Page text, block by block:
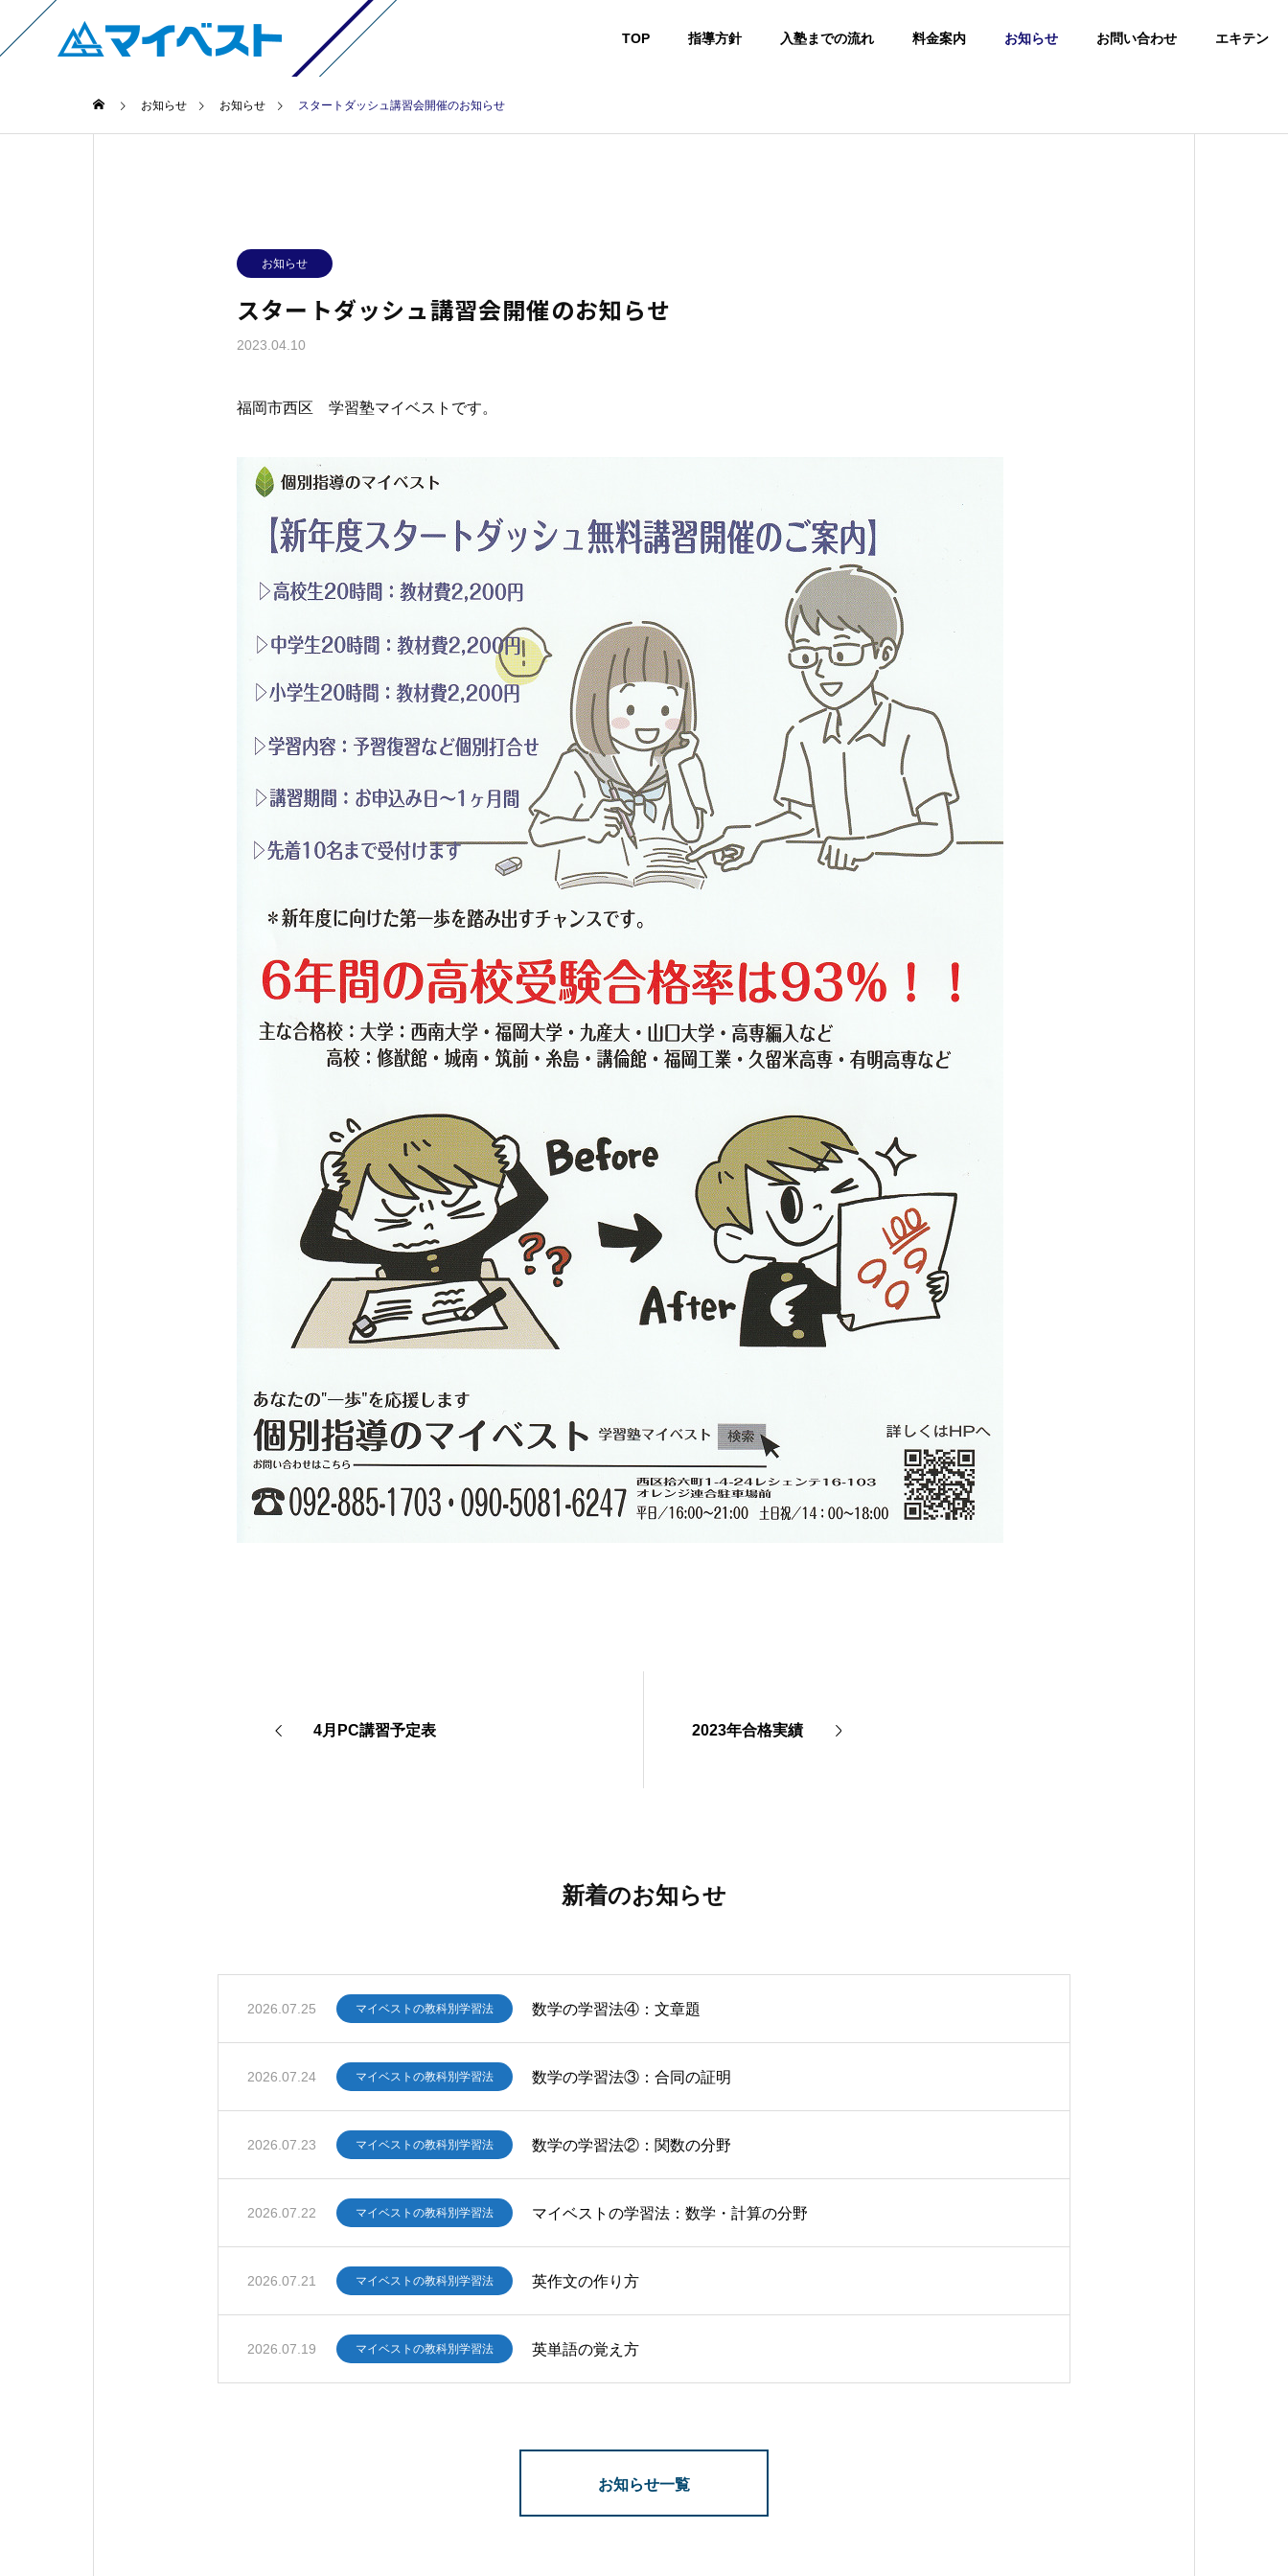
TOP 指導方針 入塾までの流れ 料金案内 お知らせ お問い合わせ エキテン
お知らせ お知らせ スタートダッシュ講習会開催のお知らせ
お知らせ
スタートダッシュ講習会開催のお知らせ
2023.04.10
福岡市西区 学習塾マイベストです。
4月PC講習予定表 2023年合格実績
新着のお知らせ
2026.07.25 マイベストの教科別学習法 数学の学習法④：文章題
2026.07.24 マイベストの教科別学習法 数学の学習法③：合同の証明
2026.07.23 マイベストの教科別学習法 数学の学習法②：関数の分野
2026.07.22 マイベストの教科別学習法 マイベストの学習法：数学・計算の分野
2026.07.21 マイベストの教科別学習法 英作文の作り方
2026.07.19 マイベストの教科別学習法 英単語の覚え方
お知らせ一覧